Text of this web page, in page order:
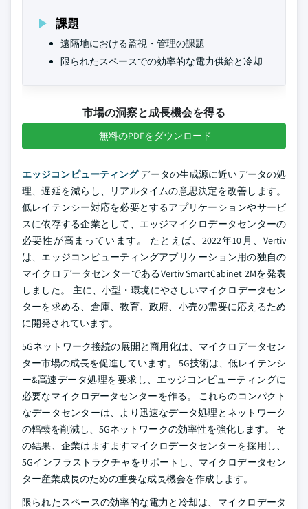
課題
遠隔地における監視・管理の課題
限られたスペースでの効率的な電力供給と冷却
市場の洞察と成長機会を得る
無料のPDFをダウンロード
エッジコンピューティングデータの生成源に近いデータの処
理、遅延を減らし、リアルタイムの意思決定を改善します。
低レイテンシー対応を必要とするアプリケーションやサービ
スに依存する企業として、エッジマイクロデータセンターの
必要性が高まっています。 たとえば、2022年10月、Vertiv
は、エッジコンピューティングアプリケーション用の独自の
マイクロデータセンターであるVertiv SmartCabinet 2Mを発表
しました。 主に、小型・環境にやさしいマイクロデータセン
ターを求める、倉庫、教育、政府、小売の需要に応えるため
に開発されています。
5Gネットワーク接続の展開と商用化は、マイクロデータセン
ター市場の成長を促進しています。 5G技術は、低レイテンシ
ー&高速データ処理を要求し、エッジコンピューティングに
必要なマイクロデータセンターを作る。 これらのコンパクト
なデータセンターは、より迅速なデータ処理とネットワーク
の輻輳を削減し、5Gネットワークの効率性を強化します。 そ
の結果、企業はますますマイクロデータセンターを採用し、
5Gインフラストラクチャをサポートし、マイクロデータセン
ター産業成長のための重要な成長機会を作成します。
限られたスペースの効率的な電力と冷却は、マイクロデータ